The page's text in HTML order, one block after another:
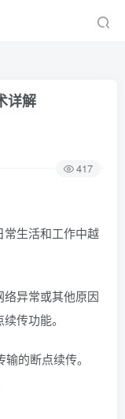
详解
417
常生活和工作中越
异常或其他原因
传功能。
的断点续传。